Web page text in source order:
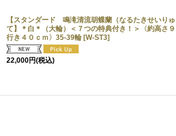
【スタンダード 鳴滝清流胡蝶蘭（なるたきせいり
て】＊白＊（大輪）＜７つの特典付き！＞〈約高さ
行き４０ｃｍ〉35-39輪 [W-ST3]
22,000円(税込)